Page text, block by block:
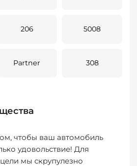
206 5008
Partner 308
чтобы ваш автомобиль
удовольствие! Для
мы скрупулезно